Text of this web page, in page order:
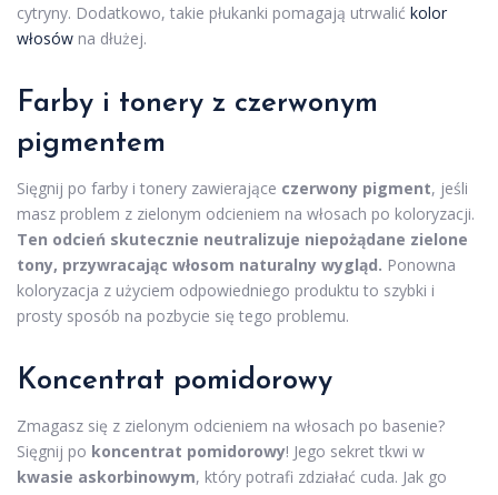
cytryny. Dodatkowo, takie płukanki pomagają utrwalić kolor
włosów na dłużej.
Farby i tonery z czerwonym
pigmentem
Sięgnij po farby i tonery zawierające czerwony pigment, jeśli
masz problem z zielonym odcieniem na włosach po koloryzacji.
Ten odcień skutecznie neutralizuje niepożądane zielone
tony, przywracając włosom naturalny wygląd. Ponowna
koloryzacja z użyciem odpowiedniego produktu to szybki i
prosty sposób na pozbycie się tego problemu.
Koncentrat pomidorowy
Zmagasz się z zielonym odcieniem na włosach po basenie?
Sięgnij po koncentrat pomidorowy! Jego sekret tkwi w
kwasie askorbinowym, który potrafi zdziałać cuda. Jak go